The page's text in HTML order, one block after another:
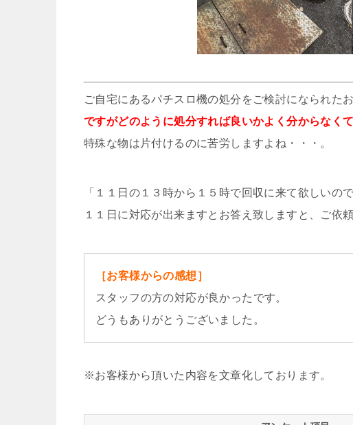
ご自宅にあるパチスロ機の処分をご検討になられたお
ですがどのように処分すれば良いかよく分からなく
特殊な物は片付けるのに苦労しますよね・・・。
「１１日の１３時から１５時で回収に来て欲しいの
１１日に対応が出来ますとお答え致しますと、ご依
［お客様からの感想］
スタッフの方の対応が良かったです。
どうもありがとうございました。
※お客様から頂いた内容を文章化しております。